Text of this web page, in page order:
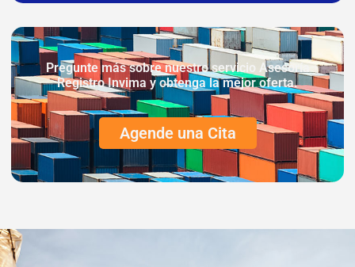
Pregunte más sobre nuestro servicio Asesoría
Registro Invima y obtenga la mejor oferta.
Agende una Cita